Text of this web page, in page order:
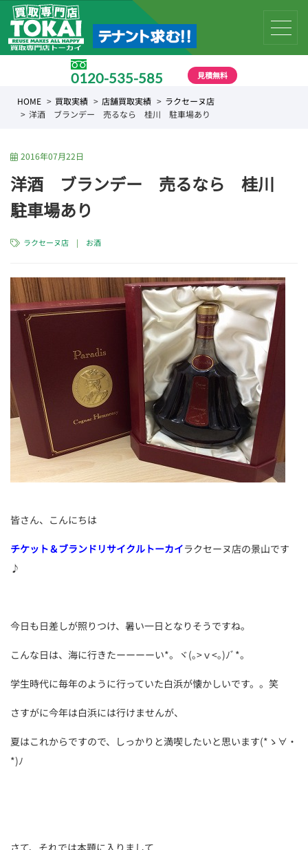
0120-535-585 見積無料
HOME 買取実績 店舗買取実績
ラクセーヌ店
洋酒 ブランデー 売るなら 桂川 駐車場あり
2016年07月22日
洋酒 ブランデー 売るなら 桂川
駐車場あり
ラクセーヌ店 | お酒
皆さん、こんにちは
チケット＆ブランドリサイクルトーカイラクセーヌ店の景山です
♪
今日も日差しが照りつけ、暑い一日となりそうですね。
こんな日は、海に行きたーーーーい*。ヾ(｡>ｖ<｡)ﾉﾞ*。
学生時代に毎年のように行っていた白浜が懐かしいです。。笑
さすがに今年は白浜には行けませんが、
夏はこれからですので、しっかりと満喫したいと思います(*ゝ∀・
*)ﾉ
さて、それでは本題に入りまして